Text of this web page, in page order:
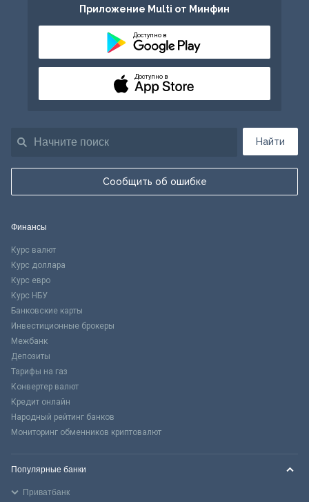
Найти
Сообщить об ошибке
Приложение Multi от Минфин
Доступно в
Доступно в
Финансы
Курс валют
Курс доллара
Курс евро
Курс НБУ
Банковские карты
Инвестиционные брокеры
Межбанк
Депозиты
Тарифы на газ
Конвертер валют
Кредит онлайн
Народный рейтинг банков
Мониторинг обменников криптовалют
Популярные банки
Приватбанк